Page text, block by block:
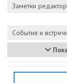
Заметки
События и